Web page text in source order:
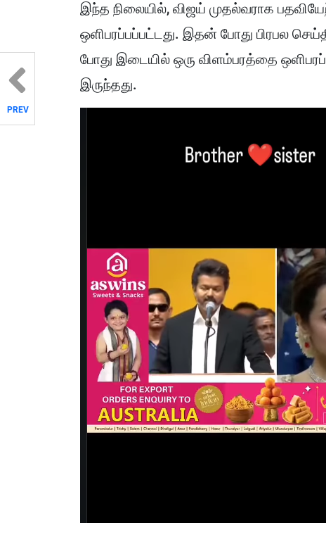
இந்த நிலையில், விஜய் முதல்வராக
ஒளிபரப்பப்பட்டது. இதன் போது பிரபல
போது இடையில் ஒரு விளம்பரத்தை
இருந்தது.
PREV